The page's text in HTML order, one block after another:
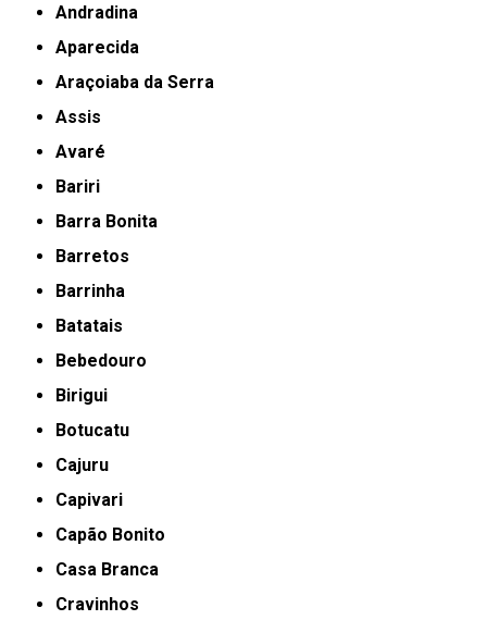
Andradina
Aparecida
Araçoiaba da Serra
Assis
Avaré
Bariri
Barra Bonita
Barretos
Barrinha
Batatais
Bebedouro
Birigui
Botucatu
Cajuru
Capivari
Capão Bonito
Casa Branca
Cravinhos